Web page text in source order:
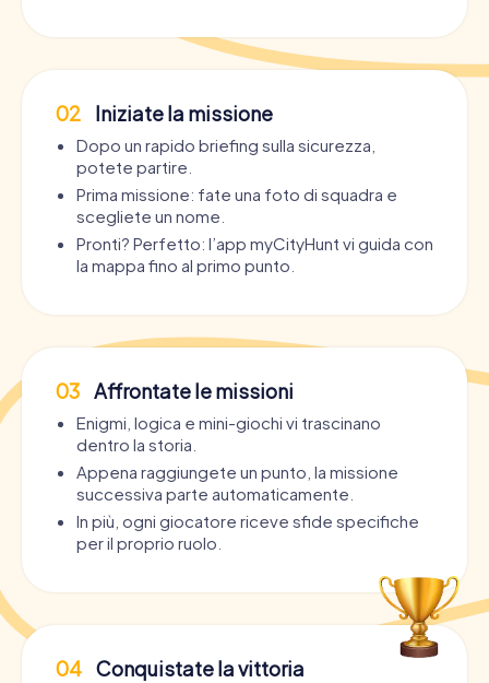
02 Iniziate la missione
Dopo un rapido briefing sulla sicurezza,
potete partire.
Prima missione: fate una foto di squadra e
scegliete un nome.
Pronti? Perfetto: l’app myCityHunt vi guida con
la mappa fino al primo punto.
03 Affrontate le missioni
Enigmi, logica e mini-giochi vi trascinano
dentro la storia.
Appena raggiungete un punto, la missione
successiva parte automaticamente.
In più, ogni giocatore riceve sfide specifiche
per il proprio ruolo.
04 Conquistate la vittoria